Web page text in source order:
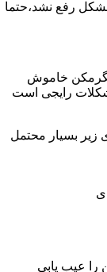
رفع نشد،حتما
خاموش
رایجی است
زیر بسیار محتمل
را عیب یابی